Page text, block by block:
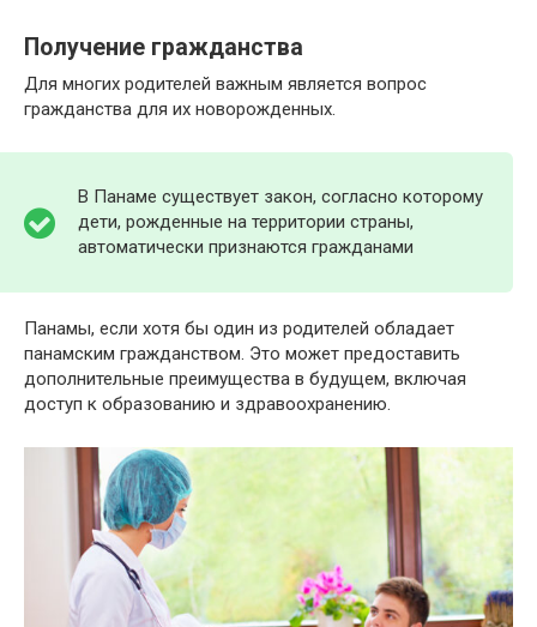
Получение гражданства
Для многих родителей важным является вопрос
гражданства для их новорожденных.
В Панаме существует закон, согласно которому
дети, рожденные на территории страны,
автоматически признаются гражданами
Панамы, если хотя бы один из родителей обладает
панамским гражданством. Это может предоставить
дополнительные преимущества в будущем, включая
доступ к образованию и здравоохранению.